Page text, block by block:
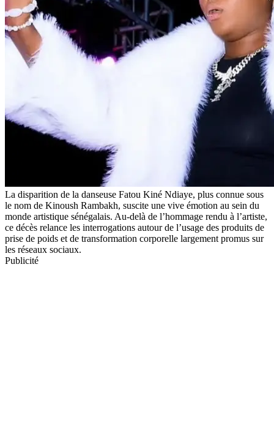
La disparition de la danseuse Fatou Kiné Ndiaye, plus connue sous
le nom de Kinoush Rambakh, suscite une vive émotion au sein du
monde artistique sénégalais. Au-delà de l’hommage rendu à l’artiste,
ce décès relance les interrogations autour de l’usage des produits de
prise de poids et de transformation corporelle largement promus sur
les réseaux sociaux.
Publicité